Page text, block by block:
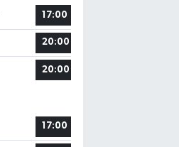
17:00
20:00
20:00
17:00